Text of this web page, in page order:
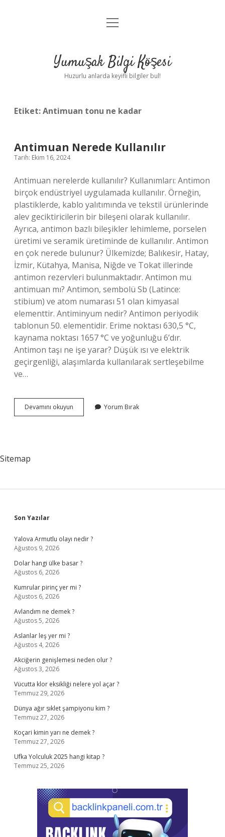
Anasayfa
Yasal Uyarı
menüyü
Yumuşak Bilgi Köşesi
Huzurlu anlarda keyifli bilgiler bul!
Etiket:Antimuan tonu ne kadar
Antimuan Nerede Kullanılır
Tarih: Ekim 16, 2024
Antimuan nerelerde kullanılır? Kullanımları: Antimon
birçok endüstriyel uygulamada kullanılır. Örneğin,
plastiklerde, kablo yalıtımında ve tekstil ürünlerinde
alev geciktiricilerin bir bileşeni olarak kullanılır.
Ayrıca, antimon bazlı bileşikler lehimleme, porselen
üretimi ve seramik üretiminde de kullanılır. Antimon
en çok nerede bulunur? Ülkemizde; Balıkesir, Hatay,
İzmir, Kütahya, Manisa, Niğde ve Tokat illerinde
antimon rezervleri bulunmaktadır. Antimon mu
antimuan mı? Antimon, sembolü Sb (Latince:
stibium) ve atom numarası 51 olan kimyasal
elementtir. Antiminyum nedir? Antimon periyodik
tablonun 50. elementidir. Erime noktası 630,5 °C,
kaynama noktası 1657 °C ve yoğunluğu 6’dır.
Antimon taşı ne işe yarar? Düşük ısı ve elektrik
geçirgenliği, alaşımlarda kullanılarak sertleşebilme
ve…
Devamını okuyun Antimuan
Nerede
Yorum Bırak
Sitemap
Sidebar
Son Yazılar
Yalova Armutlu olayı nedir ?
Ağustos 9, 2026
Dolar hangi ülke basar ?
Ağustos 6, 2026
Kumrular pirinç yer mi ?
Ağustos 6, 2026
Avlandım ne demek ?
Ağustos 5, 2026
Aslanlar leş yer mi ?
Ağustos 4, 2026
Akciğerin genişlemesi neden olur ?
Ağustos 3, 2026
Vücutta klor eksikliği nelere yol açar ?
Temmuz 29, 2026
Dünya ağır sıklet şampiyonu kim ?
Temmuz 27, 2026
Koçari kimin yarı ne demek ?
Temmuz 27, 2026
Ufka Yolculuk 2025 hangi kitap ?
Temmuz 25, 2026